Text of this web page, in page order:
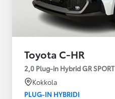
Toyota C-HR
2,0 Plug-in Hybrid GR SPORT
Kokkola
PLUG-IN HYBRIDI